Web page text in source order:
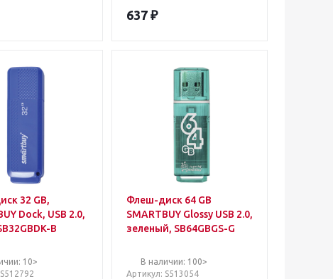
637 ₽
32 GB,
Dock, USB 2.0,
B
10>
Флеш-диск 64 GB
SMARTBUY Glossy USB 2.0,
зеленый, SB64GBGS-G
В наличии: 100>
Артикул: S513054